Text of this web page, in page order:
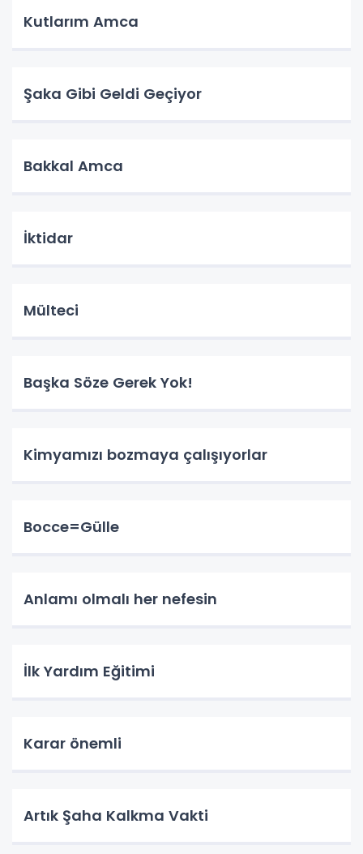
Kutlarım Amca
Şaka Gibi Geldi Geçiyor
Bakkal Amca
İktidar
Mülteci
Başka Söze Gerek Yok!
Kimyamızı bozmaya çalışıyorlar
Bocce=Gülle
Anlamı olmalı her nefesin
İlk Yardım Eğitimi
Karar önemli
Artık Şaha Kalkma Vakti